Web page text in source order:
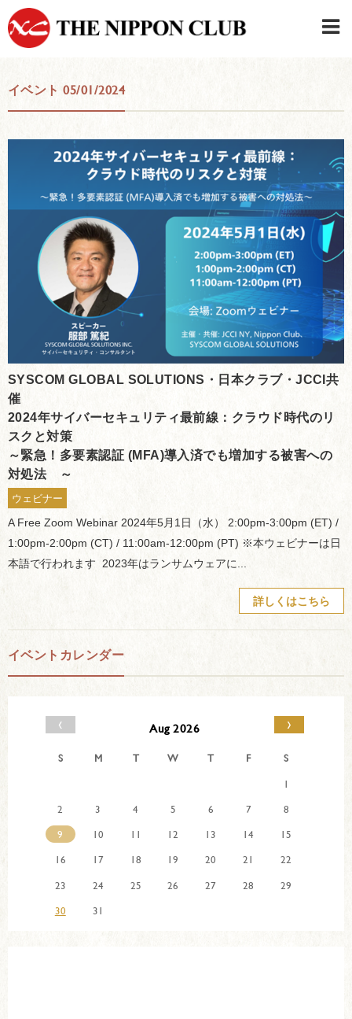
イベント 05/01/2024
SYSCOM GLOBAL SOLUTIONS・日本クラブ・JCCI共
催
2024年サイバーセキュリティ最前線：クラウド時代のリ
スクと対策
～緊急！多要素認証 (MFA)導入済でも増加する被害への
対処法 ～
ウェビナー
A Free Zoom Webinar 2024年5月1日（水） 2:00pm-3:00pm (ET) /
1:00pm-2:00pm (CT) / 11:00am-12:00pm (PT) ※本ウェビナーは日
本語で行われます 2023年はランサムウェアに...
詳しくはこちら
イベントカレンダー
‹ Aug 2026 ›
S M T W T F
S
1
2
3 4 5 6 7
8
9
10 11 12 13 14
15
16
17 18 19 20 21
22
23
24 25 26 27 28
29
30
31
JAPANESE
日本クラブメンバーログイン
連絡先・駐車場
はじめてご利用の方はこちら
›